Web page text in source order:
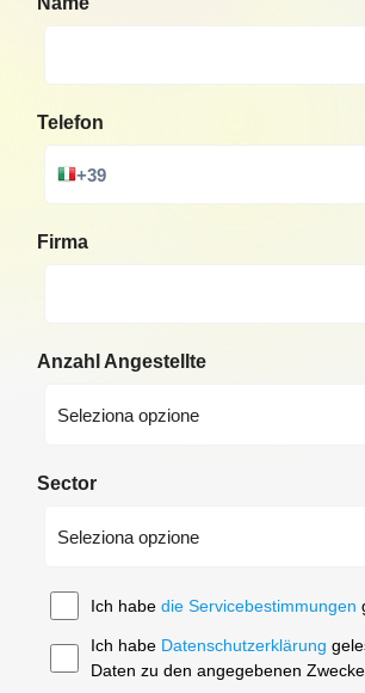
Telefon
+39
Firma
Anzahl Angestellte
Seleziona opzione
Sector
Seleziona opzione
Ich habe die Servicebestimmungen
Ich habe Datenschutzerklärung
Daten zu den angegebenen